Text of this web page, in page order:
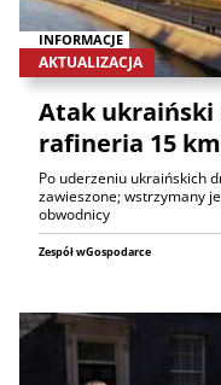
INFORMACJE
AKTUALIZACJA
Atak ukraiński
rafineria 15
Po uderzeniu ukraińskich
zawieszone; wstrzymany
obwodnicy
Zespół wGospodarce